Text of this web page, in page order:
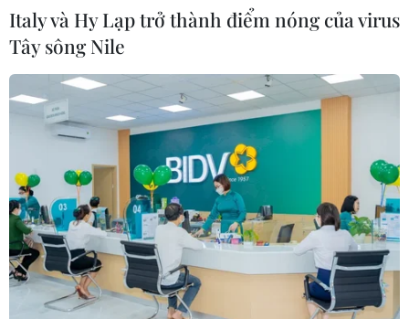
Thi công trở lại dự án sửa chữa Quốc
lộ 30 sau phản ánh của TTXVN
06/08/2026 09:42
Hà Nội tăng tốc thi công
đường Vành đai 1 đoạn Hoàng Cầu-
Voi Phục
06/08/2026 09:07
Đồng Nai yêu cầu đẩy nhanh tiến độ
Italy và Hy Lạp trở thành điểm nóng của virus
Tây sông Nile